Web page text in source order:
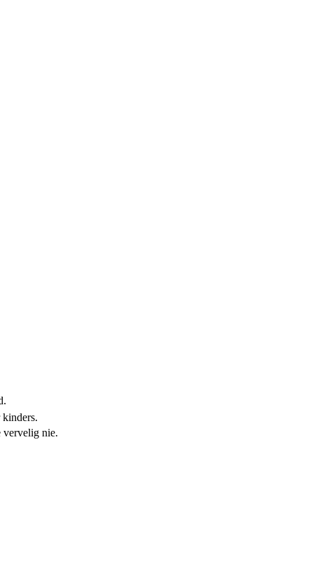
vervelig nie.